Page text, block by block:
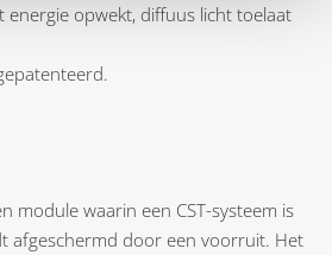
energie opwekt, diffuus licht toelaat
module waarin een CST-systeem is
afgeschermd door een voorruit. Het